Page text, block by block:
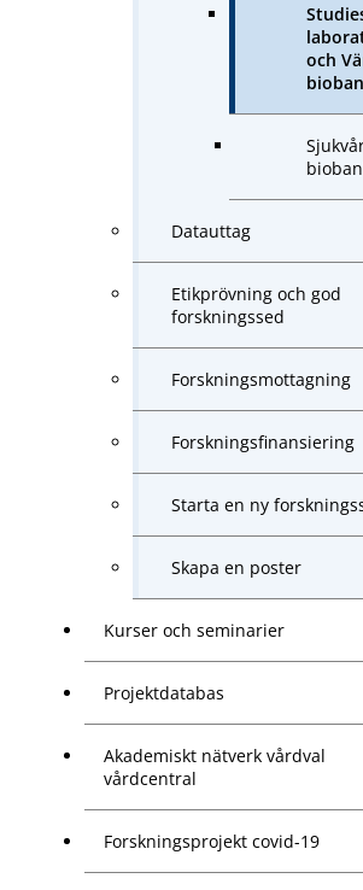
och
Datauttag
Etikprövning och god
forskningssed
Forskningsmottagning
Forskningsfinansiering
Starta en ny
Skapa en poster
Kurser och seminarier
Projektdatabas
Akademiskt nätverk vårdval
vårdcentral
Forskningsprojekt covid-19